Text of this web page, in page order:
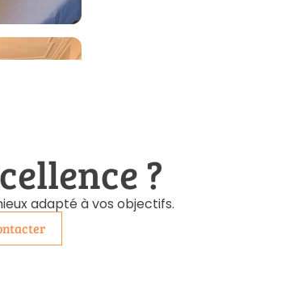
?
adapté à vos objectifs.